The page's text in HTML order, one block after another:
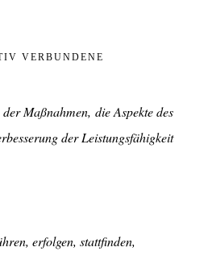
VERBUNDENE
der Maßnahmen,die Aspekte des
der Leistungsfähigkeit
erfolgen, stattfinden,